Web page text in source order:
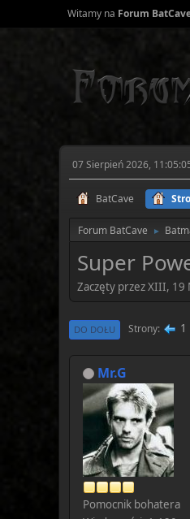
Witamy na Forum
07 Sierpień 2026,
BatCave
Forum BatCave ►
Super
Zaczęty przez XIII, 19
DO DOŁU Strony 1
Mr.G
Pomocnik bohatera